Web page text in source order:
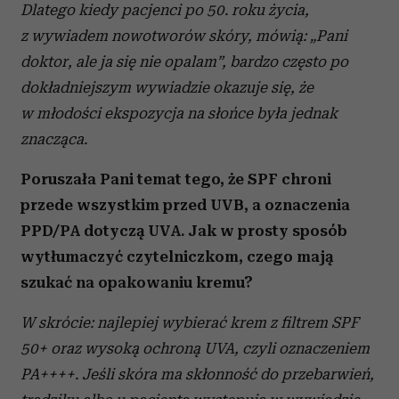
Dlatego kiedy pacjenci po 50. roku życia,
z wywiadem nowotworów skóry, mówią: „Pani
doktor, ale ja się nie opalam”, bardzo często po
dokładniejszym wywiadzie okazuje się, że
w młodości ekspozycja na słońce była jednak
znacząca.
Poruszała Pani temat tego, że SPF chroni
przede wszystkim przed UVB, a oznaczenia
PPD/PA dotyczą UVA. Jak w prosty sposób
wytłumaczyć czytelniczkom, czego mają
szukać na opakowaniu kremu?
W skrócie: najlepiej wybierać krem z filtrem SPF
50+ oraz wysoką ochroną UVA, czyli oznaczeniem
PA++++. Jeśli skóra ma skłonność do przebarwień,